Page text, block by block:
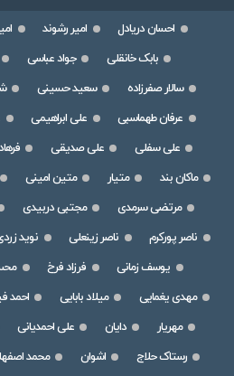
احسان دریادل امیر رشوند
بابک خانقلی
جواد عباسی
سالار صفرزاده
سعید حسینی
عرفان طهماسبی
علی ابراهیمی
علی سفلی
علی صدیقی
ماکان بند
متیار متین امینی
مرتضی سرمدی
مجتبی دربیدی
ناصر پورکرم
ناصر زینعلی نوید
یوسف زمانی
فرزاد فرخ
مهدی یغمایی
میلاد بابایی احمد
مهریار
دایان علی احمدیانی
رستاک حلاج
اشوان محمد